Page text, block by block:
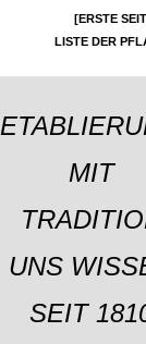
[ERSTE
LISTE DER
MIT
UNS
SEIT